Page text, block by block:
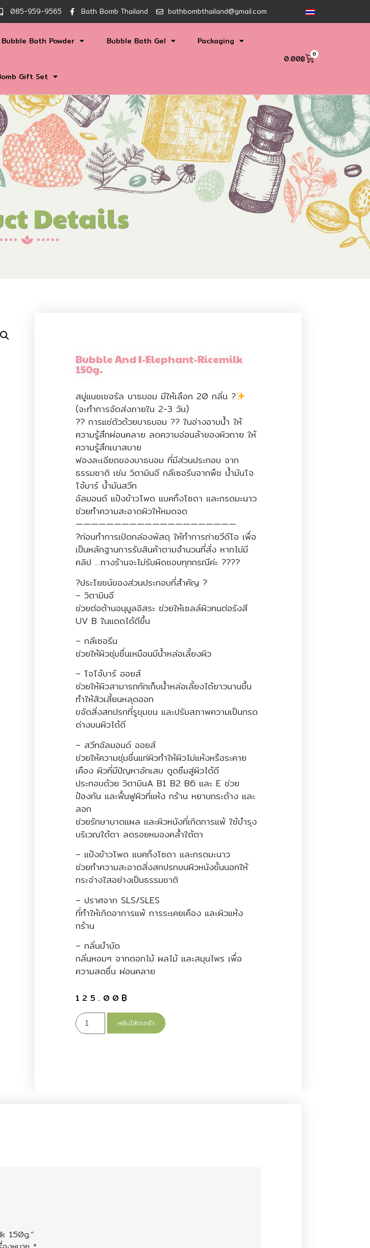
085-959-9565 Bath Bomb Thailand bathbombthailand@gmail.com
Bubble Bath Powder Bubble Bath Gel Packaging
Gift Set
0.00฿ 0
Details
Bubble And I-Elephant-Ricemilk
150g.
สบู่แนชเชอรัล บาธบอม มีให้เลือก 20 กลิ่น ?
(จะทำการจัดส่งภายใน 2-3 วัน)
?? การแช่ตัวด้วยบาธบอม ?? ในอ่างอาบน้ำ ให้
ความรู้สึกผ่อนคลาย ลดความอ่อนล้าของผิวกาย ให้
ความรู้สึกเบาสบาย
ฟองละเอียดของบาธบอม ที่มีส่วนประกอบ จาก
ธรรมชาติ เช่น วิตามินอี กลีเซอรีนจากพืช น้ำมันโจ
โจ้บาร์ น้ำมันสวีท
อัลมอนด์ แป้งข้าวโพด แบคกิ้งโซดา และกรดมะนาว
ช่วยทำความสะอาดผิวให้หมดจด
—————————————————————
?ก่อนทำการเปิดกล่องพัสดุ ให้ทำการถ่ายวีดีโอ เพื่อ
เป็นหลักฐานการรับสินค้าตามจำนวนที่สั่ง หากไม่มี
คลิป …ทางร้านจะไม่รับผิดชอบทุกกรณีค่ะ ????
?ประโยชน์ของส่วนประกอบที่สำคัญ ?
– วิตามินอี
ช่วยต่อต้านอนุมูลอิสระ ช่วยให้เซลล์ผิวทนต่อรังสี
UV B ในแดดได้ดีขึ้น
– กลีเซอรีน
ช่วยให้ผิวชุ่มชื่นเหมือนมีน้ำหล่อเลี้ยงผิว
– โจโจ้บาร์ ออยส์
ช่วยให้ผิวสามารถกักเก็บน้ำหล่อเลี้ยงได้ยาวนานขึ้น
ทำให้สิวเสี้ยนหลุดออก
ขจัดสิ่งสกปรกที่รูขุมขน และปรับสภาพความเป็นกรด
ด่างบนผิวได้ดี
– สวีทอัลมอนด์ ออยส์
ช่วยให้ความชุ่มชื่นแก่ผิวทำให้ผิวไม่แห้งหรือระคาย
เคือง ผิวที่มีปัญหาอักเสบ ดูดซึมสู่ผิวได้ดี
ประกอบด้วย วิตามินA B1 B2 B6 และ E ช่วย
ป้องกัน และฟื้นฟูผิวที่แห้ง กร้าน หยาบกระด้าง และ
ลอก
ช่วยรักษาบาดแผล และผิวหนังที่เกิดการแพ้ ใช้บำรุง
บริเวณใต้ตา ลดรอยหมองคล้ำใต้ตา
– แป้งข้าวโพด แบคกิ้งโซดา และกรดมะนาว
ช่วยทำความสะอาดสิ่งสกปรกบนผิวหนังชั้นนอกให้
กระจ่างใสอย่างเป็นธรรมชาติ
– ปราศจาก SLS/SLES
ที่ทำให้เกิดอาการแพ้ การระเคยเคือง และผิวแห้ง
กร้าน
– กลิ่นบำบัด
กลิ่นหอมๆ จากดอกไม้ ผลไม้ และสมุนไพร เพื่อ
ความสดชื่น ผ่อนคลาย
125.00 ฿
หยิบใส่ตะกร้า
150g.”